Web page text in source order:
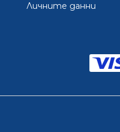
Личните данни